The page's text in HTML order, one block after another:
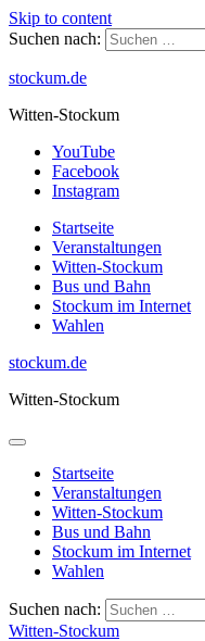
Skip to content
Suchen nach:
stockum.de
Witten-Stockum
YouTube
Facebook
Instagram
Startseite
Veranstaltungen
Witten-Stockum
Bus und Bahn
Stockum im Internet
Wahlen
stockum.de
Witten-Stockum
Startseite
Veranstaltungen
Witten-Stockum
Bus und Bahn
Stockum im Internet
Wahlen
Suchen nach:
Witten-Stockum